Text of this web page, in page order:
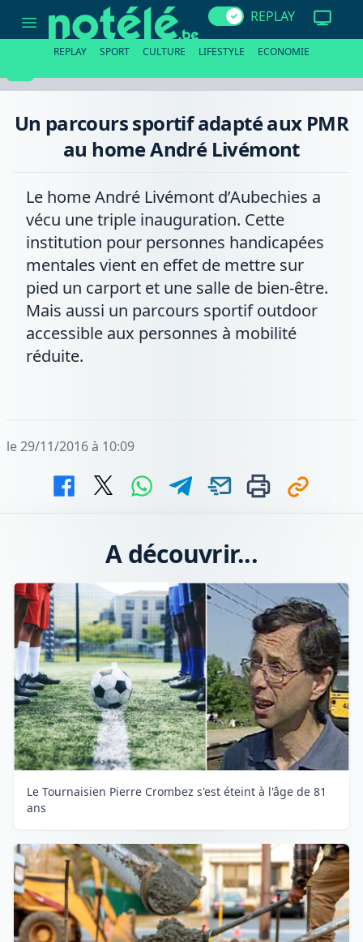
parcours
sportif
au
Livémont
REPLAY
REPLAY SPORT CULTURE LIFESTYLE ECONOMIE
Un parcours sportif adapté aux PMR
au home André Livémont
Le home André Livémont d’Aubechies a
vécu une triple inauguration. Cette
institution pour personnes handicapées
mentales vient en effet de mettre sur
pied un carport et une salle de bien-être.
Mais aussi un parcours sportif outdoor
accessible aux personnes à mobilité
réduite.
le 29/11/2016 à 10:09
A découvrir...
Le Tournaisien Pierre Crombez s'est éteint à l'âge de 81
ans